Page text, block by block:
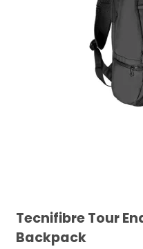
Tecnifibre Tour
Backpack